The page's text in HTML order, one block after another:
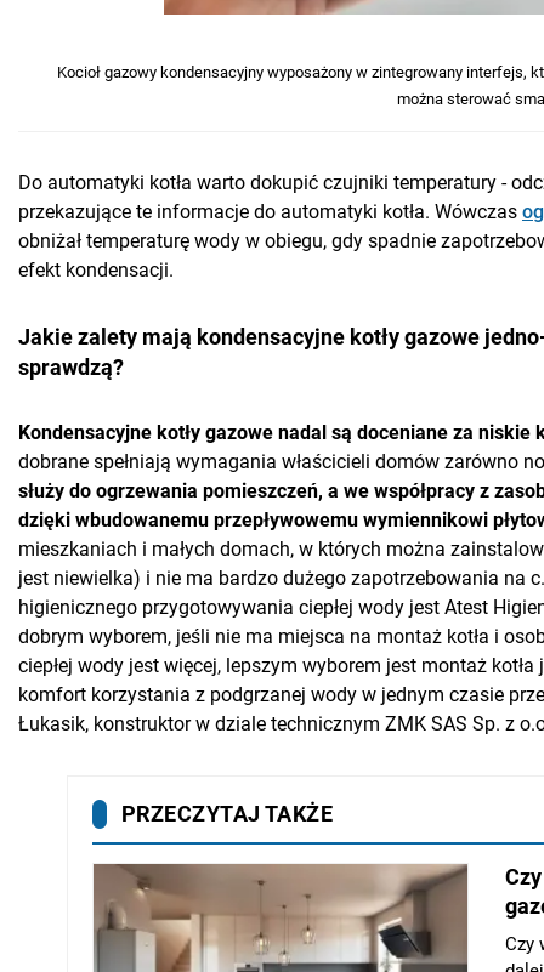
Kocioł gazowy kondensacyjny wyposażony w zintegrowany interfejs,
można sterować
Do automatyki kotła warto dokupić czujniki temperatury -
przekazujące te informacje do automatyki kotła. Wówczas
obniżał temperaturę wody w obiegu, gdy spadnie
efekt kondensacji.
Jakie zalety mają kondensacyjne kotły gazowe
sprawdzą?
Kondensacyjne kotły gazowe nadal są doceniane za
dobrane spełniają wymagania właścicieli domów zarówno
służy do ogrzewania pomieszczeń, a we współpracy z
dzięki wbudowanemu przepływowemu wymiennikowi
mieszkaniach i małych domach, w których można
jest niewielka) i nie ma bardzo dużego zapotrzebowania na
higienicznego przygotowywania ciepłej wody jest Atest
dobrym wyborem, jeśli nie ma miejsca na montaż kotła i
ciepłej wody jest więcej, lepszym wyborem jest montaż
komfort korzystania z podgrzanej wody w jednym czasie
Łukasik, konstruktor w dziale technicznym ZMK SAS Sp. z